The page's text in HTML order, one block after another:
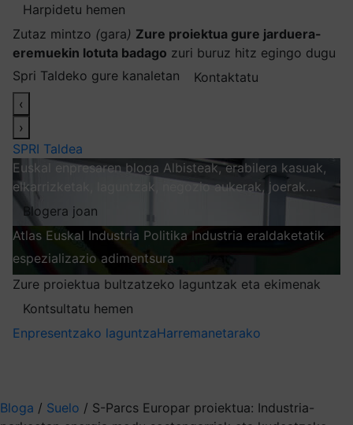
Harpidetu hemen
Zutaz mintzo (gara) Zure proiektua gure jarduera-
eremuekin lotuta badago zuri buruz hitz egingo dugu
Spri Taldeko gure kanaletan
Kontaktatu
‹
›
SPRI Taldea
Euskal enpresaren bloga Albisteak, erabilera kasuak,
elkarrizketak, laguntzak, negozio aukerak, joerak…
Blogera joan
Atlas Euskal Industria Politika Industria eraldaketatik
espezializazio adimentsura
Zure proiektua bultzatzeko laguntzak eta ekimenak
Kontsultatu hemen
Enpresentzako laguntzaHarremanetarako
Bloga / Suelo / S-Parcs Europar proiektua: Industria-